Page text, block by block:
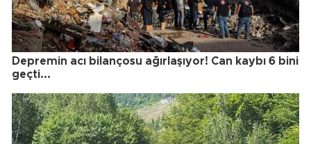
Depremin acı bilançosu ağırlaşıyor! Can kaybı 6 bini
geçti...